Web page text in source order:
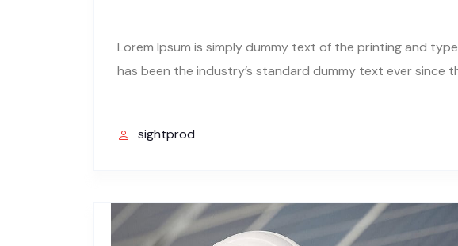
Lorem Ipsum is simply dummy text of the printing and
has been the industry’s standard dummy text ever since
sightprod